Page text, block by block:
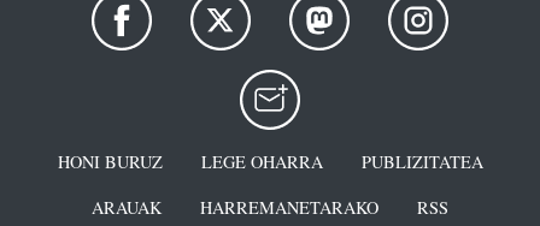
HONI BURUZ LEGE OHARRA
PUBLIZITATEA
ARAUAK
HARREMANETARAKO RSS